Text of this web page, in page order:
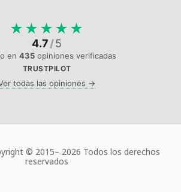
★ ★ ★ ★ ★
4.7/5
en 435opiniones verificadas
TRUSTPILOT
todas las opiniones →
© 2015– 2026 Todos los derechos
reservados